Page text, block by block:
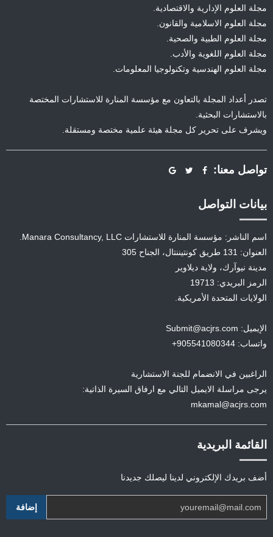
مجلة العلوم الإدارية والاقتصادية.
مجلة العلوم الاسلامية والقانون.
مجلة العلوم الطبية والصحية.
مجلة العلوم اللغوية والأدب.
مجلة العلوم الهندسية وتكنولوجيا المعلومات.
تصدر أعداد المجلة بالتعاون مع مؤسسة المنارة للاستشارات المختصة
بالاستشارات البحثية.
ويشرف على تحرير كل مجلة هيئة علمية مختصة ومستقلة.
تواصل معنا:
بيانات التواصل
اسم الناشر: مؤسسة المنارة للاستشارات Manara Consultancy, LLC.
العنوان: 131 طريق كونتيننتال، الجناح 305
مدينة نيوآرك، ولاية ديلاوير
الرمز البريدي: 19713
الولايات المتحدة الأمريكية.
الإيميل: Submit@acjrs.com
واتساب: 905541080344+
الراغبين في الانضمام للجنة الاستشارية
يرجى مراسلة الايميل التالي مع ارفاق السيرة الذاتية:
mkamal@acjrs.com
القائمة البريدية
أضف بريدك الإلكتروني لدينا ليصلك جديدنا